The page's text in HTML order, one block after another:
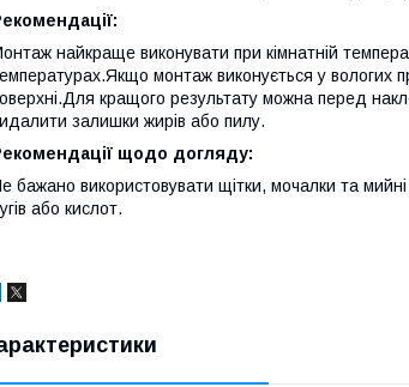
найкраще виконувати при кімнатній
монтаж виконується у
кращого результату можна перед
залишки жирів або пилу.
щодо догляду:
бажано використовувати щітки, мочалки та
або кислот.